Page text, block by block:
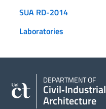
SUA RD-2014
Laboratories
DEPARTMENT OF
Architecture